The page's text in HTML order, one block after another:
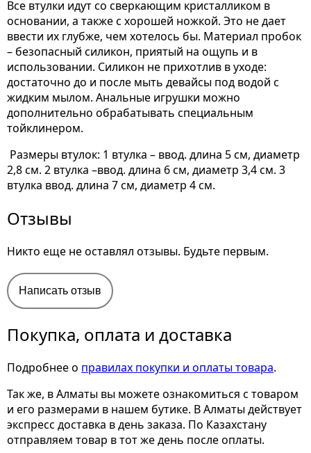
Все втулки идут со сверкающим кристалликом в
основании, а также с хорошей ножкой. Это не дает
ввести их глубже, чем хотелось бы. Материал пробок
– безопасный силикон, приятый на ощупь и в
использовании. Силикон не прихотлив в уходе:
достаточно до и после мыть девайсы под водой с
жидким мылом. Анальные игрушки можно
дополнительно обрабатывать специальным
тойклинером.
Размеры втулок: 1 втулка – ввод. длина 5 см, диаметр
2,8 см. 2 втулка –ввод. длина 6 см, диаметр 3,4 см. 3
втулка ввод. длина 7 см, диаметр 4 см.
Отзывы
Никто еще не оставлял отзывы. Будьте первым.
Написать отзыв
Покупка, оплата и доставка
Подробнее о правилах покупки и оплаты товара.
Так же, в Алматы вы можете ознакомиться с товаром
и его размерами в нашем бутике. В Алматы действует
экспресс доставка в день заказа. По Казахстану
отправляем товар в тот же день после оплаты.